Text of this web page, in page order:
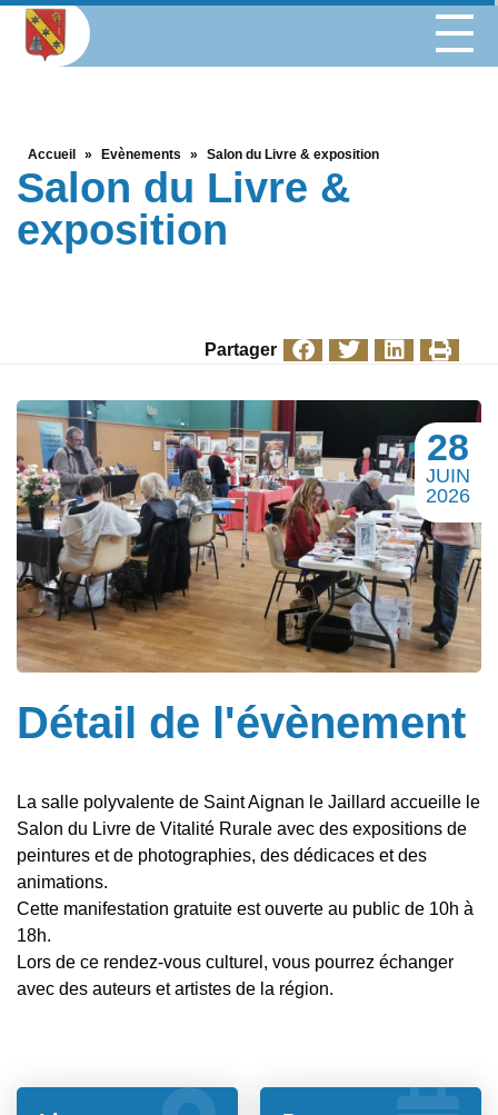
Accueil » Evènements » Salon du Livre & exposition
Salon du Livre &
exposition
Partager
28
JUIN
2026
Détail de l'évènement
La salle polyvalente de Saint Aignan le Jaillard accueille le
Salon du Livre de Vitalité Rurale avec des expositions de
peintures et de photographies, des dédicaces et des
animations.
Cette manifestation gratuite est ouverte au public de 10h à
18h.
Lors de ce rendez-vous culturel, vous pourrez échanger
avec des auteurs et artistes de la région.